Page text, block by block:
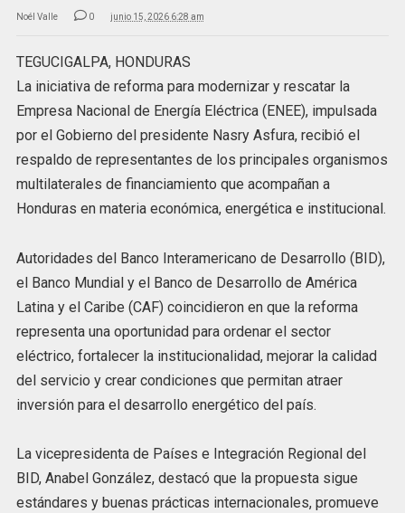
Noél Valle 0 junio 15, 2026 6:28 am
TEGUCIGALPA, HONDURAS
La iniciativa de reforma para modernizar y rescatar la
Empresa Nacional de Energía Eléctrica (ENEE), impulsada
por el Gobierno del presidente Nasry Asfura, recibió el
respaldo de representantes de los principales organismos
multilaterales de financiamiento que acompañan a
Honduras en materia económica, energética e institucional.
Autoridades del Banco Interamericano de Desarrollo (BID),
el Banco Mundial y el Banco de Desarrollo de América
Latina y el Caribe (CAF) coincidieron en que la reforma
representa una oportunidad para ordenar el sector
eléctrico, fortalecer la institucionalidad, mejorar la calidad
del servicio y crear condiciones que permitan atraer
inversión para el desarrollo energético del país.
La vicepresidenta de Países e Integración Regional del
BID, Anabel González, destacó que la propuesta sigue
estándares y buenas prácticas internacionales, promueve